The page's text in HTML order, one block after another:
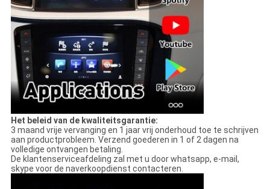
Het beleid van de kwaliteitsgarantie:
3 maand vrije vervanging en 1 jaar vrij onderhoud toe te schrijven
aan productprobleem. Verzend goederen in 1 of 2 dagen na
volledige ontvangen betaling.
De klantenserviceafdeling zal met u door whatsapp, e-mail,
skype voor de naverkoopdienst contacteren.